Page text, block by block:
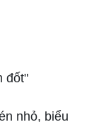
đốt"
nhỏ, biểu